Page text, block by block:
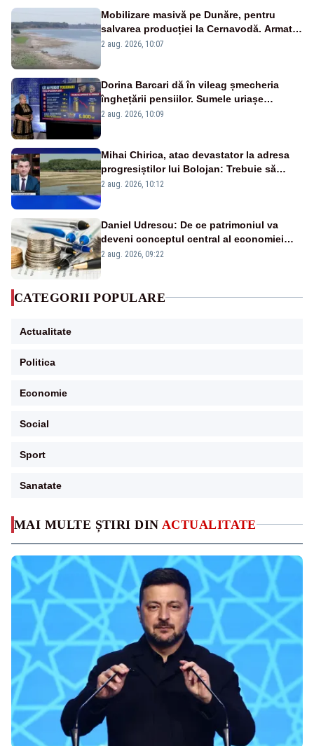
MAI MULTE ȘTIRI DIN ACTUALITATE
Mobilizare masivă pe Dunăre, pentru
salvarea producției la Cernavodă. Armata
va detona o stâncă și va devia apa
2 aug. 2026, 10:07
Dorina Barcari dă în vileag șmecheria
înghețării pensiilor. Sumele uriașe
pierdute de fiecare român
2 aug. 2026, 10:09
Mihai Chirica, atac devastator la adresa
progresiștilor lui Bolojan: Trebuie să
protejăm și natura, dar nu șținem omaneii
2 aug. 2026, 10:12
Daniel Udrescu: De ce patrimoniul va
deveni conceptul central al economiei
viitoare?
2 aug. 2026, 09:22
CATEGORII POPULARE
Actualitate
Politica
Economie
Social
Sport
Sanatate